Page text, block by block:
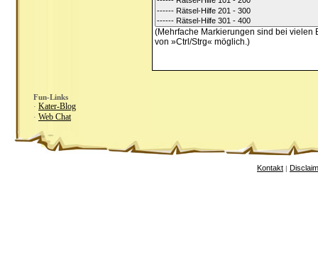
Fun-Links
· Kater-Blog
· Web Chat
(Mehrfache Markierungen sind bei vielen
von »Ctrl/Strg« möglich.)
Kontakt |